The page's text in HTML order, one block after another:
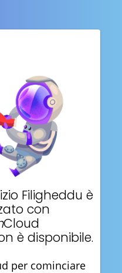
Filigheddu è
con
Cloud
è disponibile.
per cominciare